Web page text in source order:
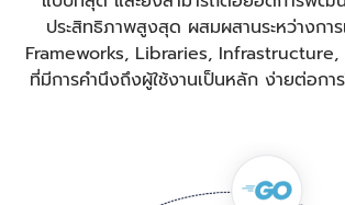
ประสิทธิภาพสูงสุด ผสมผสานระหว่างการ
Frameworks, Libraries,
ที่มีการคำนึงถึงผู้ใช้งานเป็นหลัก ง่ายต่อกา